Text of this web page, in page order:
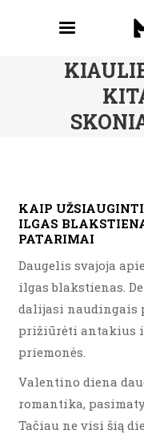
KAIP
ILGAS
PATARIMAI
Daugelis svajoja
ilgas blakstienas.
dalijasi naudingais
prižiūrėti antakius
priemonės.
Valentino diena
romantika,
Tačiau ne visi šią